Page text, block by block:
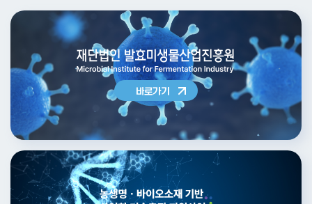
바로가기